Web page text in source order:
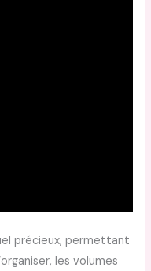
précieux, permettant
les volumes